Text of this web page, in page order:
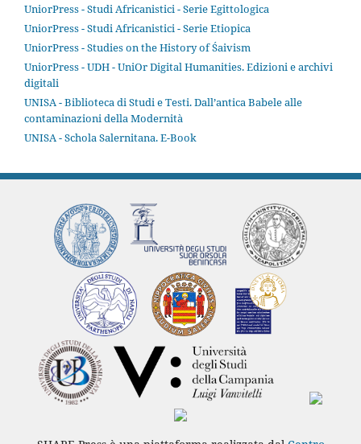
UniorPress - Studi Africanistici - Serie Egittologica
UniorPress - Studi Africanistici - Serie Etiopica
UniorPress - Studies on the History of Śaivism
UniorPress - UDH - UniOr Digital Humanities. Edizioni e archivi
digitali
UNISA - Biblioteca di Studi e Testi. Dall’antica Babele alle
contaminazioni della Modernità
UNISA - Schola Salernitana. E-Book